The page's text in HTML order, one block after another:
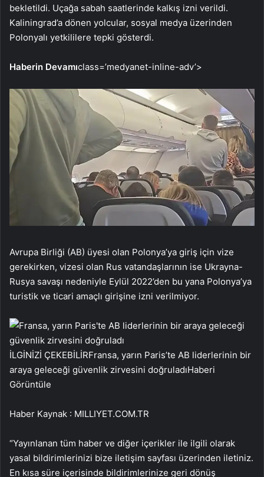
bekletildi. Uçağa sabah saatlerinde kalkış izni verildi.
Kaliningrad’a dönen yolcular, sosyal medya üzerinden
Polonyalı yetkililere tepki gösterdi.
Haberin Devamıclass=’medyanet-inline-adv’>
Avrupa Birliği (AB) üyesi olan Polonya’ya giriş için vize
gerekirken, vizesi olan Rus vatandaşlarının ise Ukrayna-
Rusya savaşı nedeniyle Eylül 2022’den bu yana Polonya’ya
turistik ve ticari amaçlı girişine izni verilmiyor.
İLGİNİZİ ÇEKEBİLİRFransa, yarın Paris’te AB liderlerinin bir
araya geleceği güvenlik zirvesini doğruladıHaberi
Görüntüle
Haber Kaynak : MILLIYET.COM.TR
“Yayınlanan tüm haber ve diğer içerikler ile ilgili olarak
yasal bildirimlerinizi bize iletişim sayfası üzerinden iletiniz.
En kısa süre içerisinde bildirimlerinize geri dönüş